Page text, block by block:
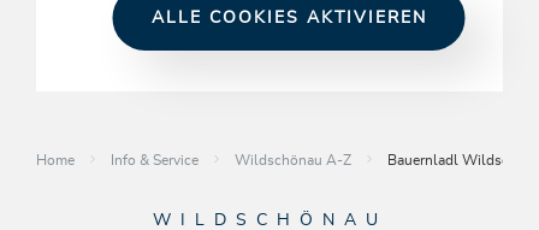
ALLE COOKIES AKTIVIEREN
Home Info & Service Wildschönau A-Z Bauernladl
WILDSCHÖNAU